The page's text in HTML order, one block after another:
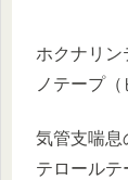
ホクナリン
ノテープ
気管支喘息
テロール